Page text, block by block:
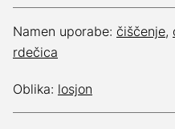
Namen uporabe: čiščenje,
rdečica
Oblika: losjon